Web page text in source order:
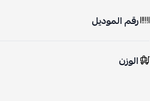
رقم الموديل
الوزن